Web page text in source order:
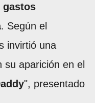
gastos
. Según el
invirtió una
su aparición en el
", presentado